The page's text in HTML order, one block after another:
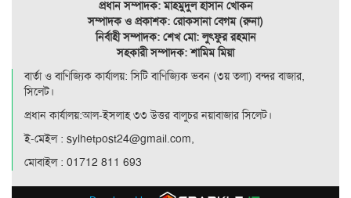
প্রধান সম্পাদক: মাহমুদুল হাসান খোকন
সম্পাদক ও প্রকাশক: রোকসানা বেগম (রুনা)
নির্বাহী সম্পাদক: শেখ মো: লুৎফুর রহমান
সহকারী সম্পাদক: শামিম মিয়া
বার্তা ও বাণিজ্যিক কার্যালয়: সিটি বাণিজ‍্যিক ভবন (৩য় তলা) বন্দর বাজার,
সিলেট।
প্রধান কার্যালয়:আল-ইসলাহ ৩৩ উত্তর বালুচর নয়াবাজার সিলেট।
ই-মেইল : sylhetpost24@gmail.com,
মোবাইল : 01712 811 693